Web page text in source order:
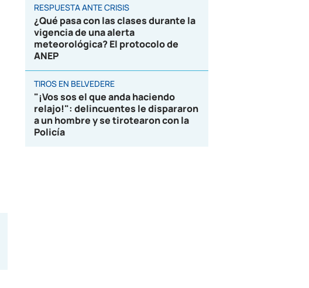
RESPUESTA ANTE CRISIS
¿Qué pasa con las clases durante la
vigencia de una alerta
meteorológica? El protocolo de
ANEP
TIROS EN BELVEDERE
"¡Vos sos el que anda haciendo
relajo!": delincuentes le dispararon
a un hombre y se tirotearon con la
Policía